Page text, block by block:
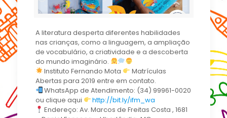
A literatura desperta diferentes habilidades
nas crianças, como a linguagem, a ampliação
de vocabulário, a criatividade e a descoberta
do mundo imaginário.
Instituto Fernando Mota
Matrículas
Abertas para 2019 entre em contato.
WhatsApp de Atendimento: (34) 99961-0020
ou clique aqui
http://bit.ly/ifm_wa
Endereço: Av. Marcos de Freitas Costa , 1681